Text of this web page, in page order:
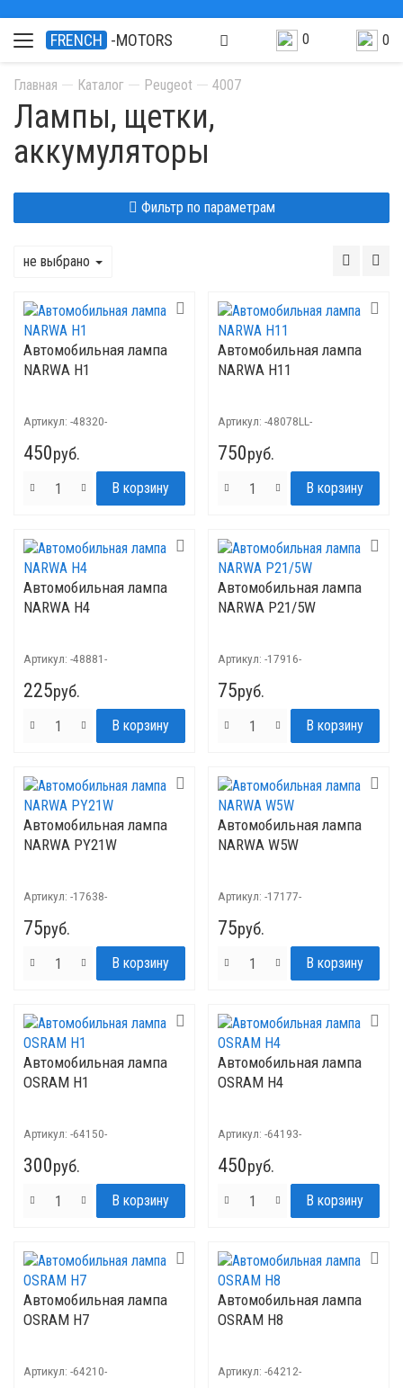
FRENCH -MOTORS 0 0
Главная Каталог Peugeot 4007
Лампы, щетки,
аккумуляторы
Фильтр по параметрам
не выбрано
Автомобильная лампа
NARWA H1
Артикул: -48320-
450руб.
Автомобильная лампа
NARWA H11
Артикул: -48078LL-
750руб.
Автомобильная лампа
NARWA H4
Артикул: -48881-
225руб.
Автомобильная лампа
NARWA P21/5W
Артикул: -17916-
75руб.
Автомобильная лампа
NARWA PY21W
Артикул: -17638-
75руб.
Автомобильная лампа
NARWA W5W
Артикул: -17177-
75руб.
Автомобильная лампа
OSRAM H1
Артикул: -64150-
300руб.
Автомобильная лампа
OSRAM H4
Артикул: -64193-
450руб.
Автомобильная лампа
OSRAM H7
Артикул: -64210-
Автомобильная лампа
OSRAM H8
Артикул: -64212-